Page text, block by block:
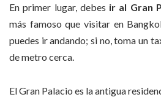
En primer lugar, debes ir al Gran
más famoso que visitar en
puedes ir andando; si no, toma un
de metro cerca.
El Gran Palacio es la antigua